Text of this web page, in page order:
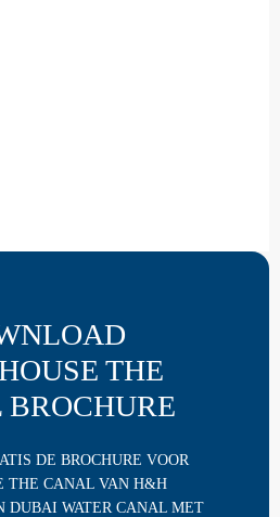
THE
DE BROCHURE VOOR
THE CANAL VAN H&H
DUBAI WATER CANAL MET